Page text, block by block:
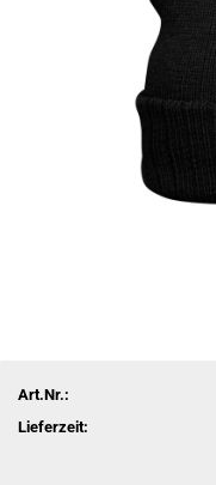
Art.Nr.:
Lieferzeit: